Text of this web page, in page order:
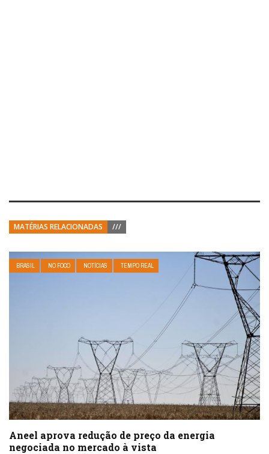
MATÉRIAS RELACIONADAS ///
BRASIL NO FOCO NOTÍCIAS TEMPO REAL
Aneel aprova redução de preço da energia
negociada no mercado à vista